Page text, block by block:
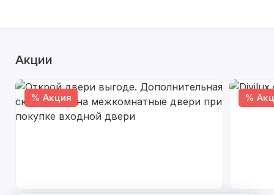
Акции
% Акция %